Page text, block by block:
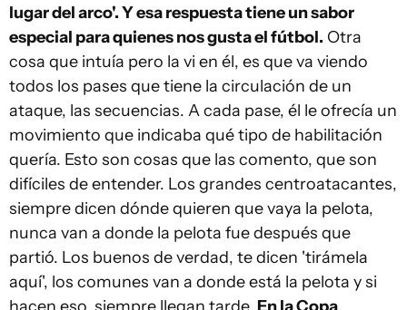
lugar del arco'. Y esa respuesta tiene un sabor
especial para quienes nos gusta el fútbol. Otra
cosa que intuía pero la vi en él, es que va viendo
todos los pases que tiene la circulación de un
ataque, las secuencias. A cada pase, él le ofrecía un
movimiento que indicaba qué tipo de habilitación
quería. Esto son cosas que las comento, que son
difíciles de entender. Los grandes centroatacantes,
siempre dicen dónde quieren que vaya la pelota,
nunca van a donde la pelota fue después que
partió. Los buenos de verdad, te dicen 'tirámela
aquí', los comunes van a donde está la pelota y si